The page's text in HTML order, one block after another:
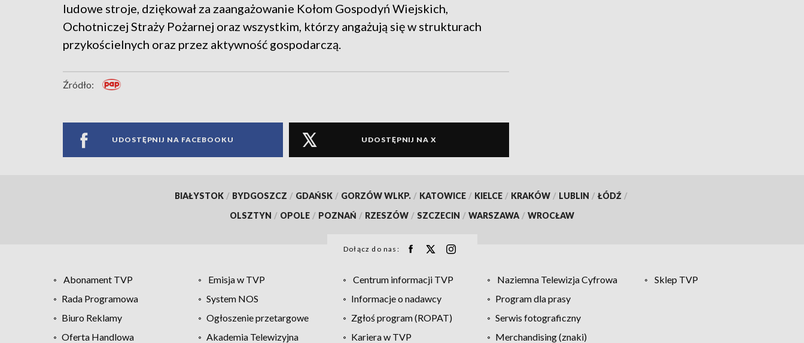
ludowe stroje, dziękował za zaangażowanie Kołom Gospodyń Wiejskich,
Ochotniczej Straży Pożarnej oraz wszystkim, którzy angażują się w strukturach
przykościelnych oraz przez aktywność gospodarczą.
Źródło:
UDOSTĘPNIJ NA FACEBOOKU UDOSTĘPNIJ NA X
BIAŁYSTOK / BYDGOSZCZ / GDAŃSK / GORZÓW WLKP. / KATOWICE / KIELCE / KRAKÓW / LUBLIN / ŁÓDŹ /
OLSZTYN / OPOLE / POZNAŃ / RZESZÓW / SZCZECIN / WARSZAWA / WROCŁAW
Dołącz do nas:
Abonament TVP Emisja w TVP Centrum informacji TVP Naziemna Telewizja Cyfrowa
Sklep TVP
Rada Programowa
System NOS Informacje o nadawcy
Program dla prasy
Biuro Reklamy
Ogłoszenie przetargowe Zgłoś program (ROPAT)
Serwis fotograficzny
Oferta Handlowa
Akademia Telewizyjna Kariera w TVP Merchandising (znaki)